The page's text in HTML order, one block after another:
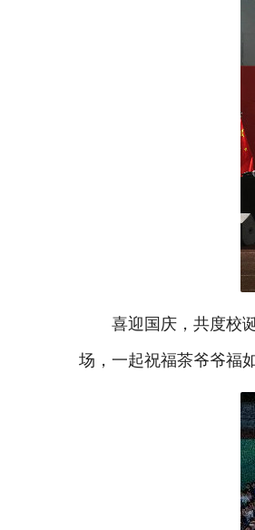
喜迎国庆，共度校
场，一起祝福茶爷爷福